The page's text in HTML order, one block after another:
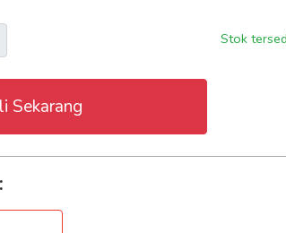
Stok
Sekarang